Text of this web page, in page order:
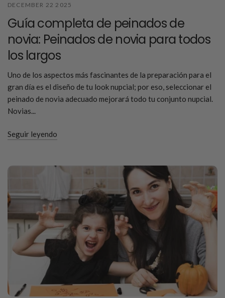
DECEMBER 22 2025
Guía completa de peinados de
novia: Peinados de novia para todos
los largos
Uno de los aspectos más fascinantes de la preparación para el
gran día es el diseño de tu look nupcial; por eso, seleccionar el
peinado de novia adecuado mejorará todo tu conjunto nupcial.
Novias...
Seguir leyendo